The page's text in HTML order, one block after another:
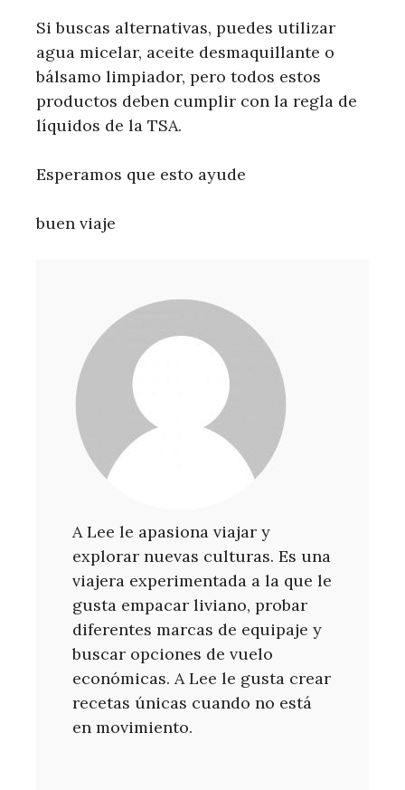
Si buscas alternativas, puedes utilizar
agua micelar, aceite desmaquillante o
bálsamo limpiador, pero todos estos
productos deben cumplir con la regla de
líquidos de la TSA.
Esperamos que esto ayude
buen viaje
A Lee le apasiona viajar y
explorar nuevas culturas. Es una
viajera experimentada a la que le
gusta empacar liviano, probar
diferentes marcas de equipaje y
buscar opciones de vuelo
económicas. A Lee le gusta crear
recetas únicas cuando no está
en movimiento.